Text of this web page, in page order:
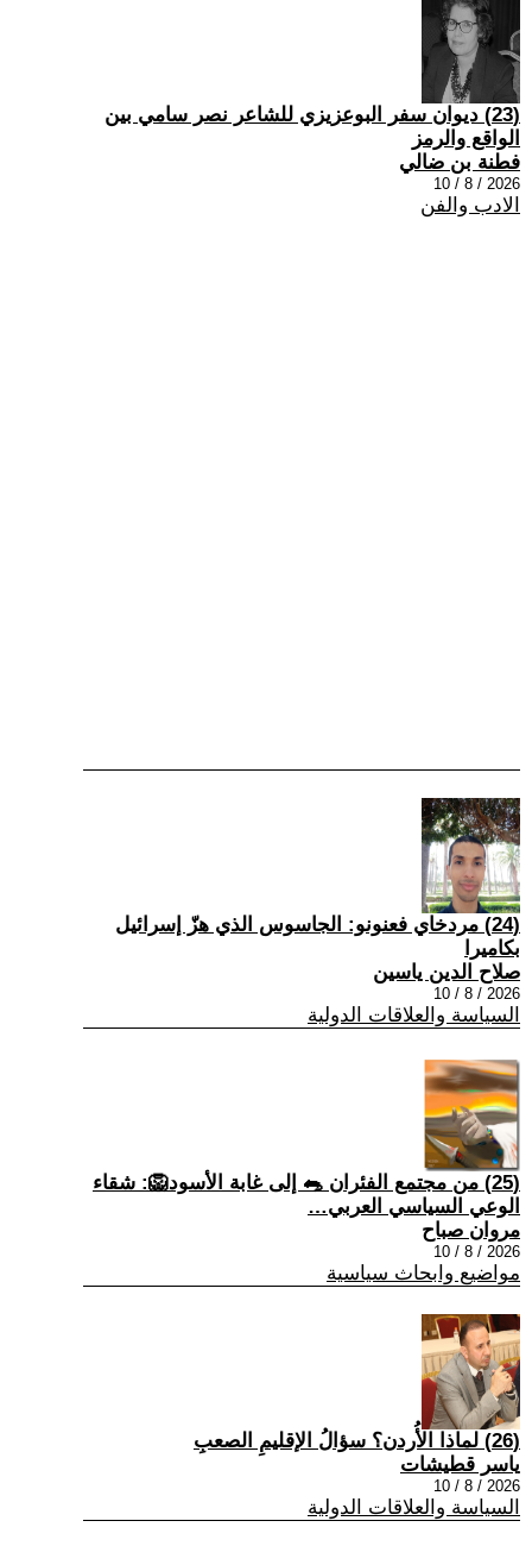
(23) ديوان سفر البوعزيزي للشاعر نصر سامي بين
الواقع والرمز
فطنة بن ضالي
2026 / 8 / 10
الادب والفن
(24) مردخاي فعنونو: الجاسوس الذي هزّ إسرائيل
بكاميرا
صلاح الدين ياسين
2026 / 8 / 10
السياسة والعلاقات الدولية
(25) من مجتمع الفئران 🐀 إلى غابة الأسود🦁: شقاء
الوعي السياسي العربي…
مروان صباح
2026 / 8 / 10
مواضيع وابحاث سياسية
(26) لماذا الأُردن؟ سؤالُ الإقليمِ الصعبِ
ياسر قطيشات
2026 / 8 / 10
السياسة والعلاقات الدولية